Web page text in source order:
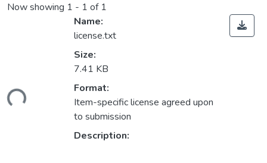
Now showing 1 - 1 of 1
Name:
license.txt
Size:
7.41 KB
Format:
Item-specific license agreed upon
to submission
Description: